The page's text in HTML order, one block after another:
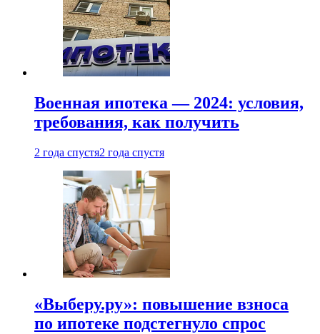
Военная ипотека — 2024: условия,
требования, как получить
2 года спустя2 года спустя
«Выберу.ру»: повышение взноса
по ипотеке подстегнуло спрос